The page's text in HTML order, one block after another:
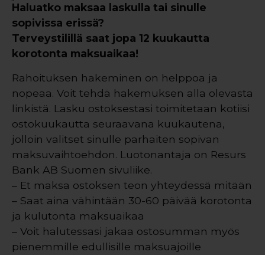
Haluatko maksaa laskulla tai sinulle
sopivissa erissä?
Terveystilillä saat jopa 12 kuukautta
korotonta maksuaikaa!
Rahoituksen hakeminen on helppoa ja
nopeaa. Voit tehdä hakemuksen alla olevasta
linkistä. Lasku ostoksestasi toimitetaan kotiisi
ostokuukautta seuraavana kuukautena,
jolloin valitset sinulle parhaiten sopivan
maksuvaihtoehdon. Luotonantaja on Resurs
Bank AB Suomen sivuliike.
– Et maksa ostoksen teon yhteydessä mitään
– Saat aina vähintään 30-60 päivää korotonta
ja kulutonta maksuaikaa
– Voit halutessasi jakaa ostosumman myös
pienemmille edullisille maksuajoille